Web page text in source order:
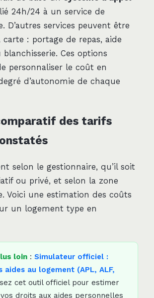
24h/24 à un service de
D’autres services peuvent être
carte : portage de repas, aide
blanchisserie. Ces options
personnaliser le coût en
d’autonomie de chaque
des tarifs
selon le gestionnaire, qu’il soit
ou privé, et selon la zone
Voici une estimation des coûts
un logement type en
loin : Simulateur officiel :
aides au logement (APL, ALF,
cet outil officiel pour estimer
droits aux aides personnelles